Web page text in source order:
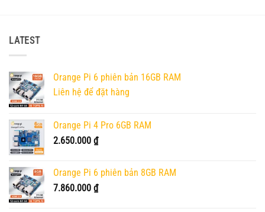
LATEST
Orange Pi 6 phiên bản 16GB RAM
Liên hệ để đặt hàng
Orange Pi 4 Pro 6GB RAM
2.650.000 ₫
Orange Pi 6 phiên bản 8GB RAM
7.860.000 ₫